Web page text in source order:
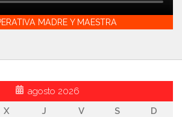
MADRE Y MAESTRA
agosto 2026
X J V S
D